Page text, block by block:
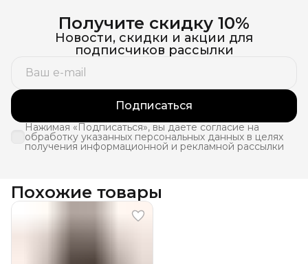
Получите скидку 10%
Новости, скидки и акции для
подписчиков рассылки
Подписаться
Нажимая «Подписаться», вы даете согласие на
обработку указанных персональных данных в целях
получения информационной и рекламной рассылки
Похожие товары